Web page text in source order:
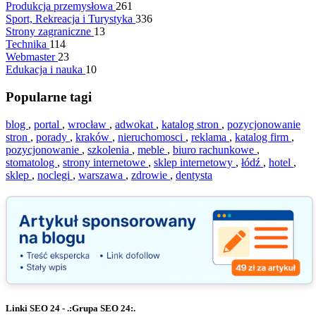
Produkcja przemysłowa 261
Sport, Rekreacja i Turystyka 336
Strony zagraniczne 13
Technika 114
Webmaster 23
Edukacja i nauka 10
Popularne tagi
blog , portal , wrocław , adwokat , katalog stron , pozycjonowanie
stron , porady , kraków , nieruchomosci , reklama , katalog firm ,
pozycjonowanie , szkolenia , meble , biuro rachunkowe ,
stomatolog , strony internetowe , sklep internetowy , łódź , hotel ,
sklep , noclegi , warszawa , zdrowie , dentysta
Linki SEO 24 - .:Grupa SEO 24:.